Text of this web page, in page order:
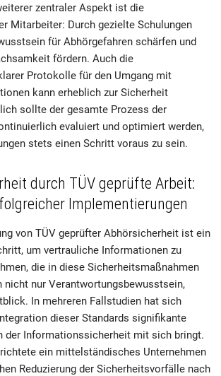
zentraler Aspekt ist die
Mitarbeiter: Durch gezielte Schulungen
für Abhörgefahren schärfen und
fördern. Auch die
Protokolle für den Umgang mit
kann erheblich zur Sicherheit
sollte der gesamte Prozess der
evaluiert und optimiert werden,
stets einen Schritt voraus zu sein.
durch TÜV geprüfte Arbeit:
Implementierungen
von TÜV geprüfter Abhörsicherheit ist ein
um vertrauliche Informationen zu
die in diese Sicherheitsmaßnahmen
nicht nur Verantwortungsbewusstsein,
In mehreren Fallstudien hat sich
dieser Standards signifikante
der Informationssicherheit mit sich bringt.
ein mittelständisches Unternehmen
Reduzierung der Sicherheitsvorfälle nach